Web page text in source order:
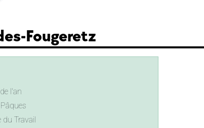
Fougeretz
l'an
du Travail